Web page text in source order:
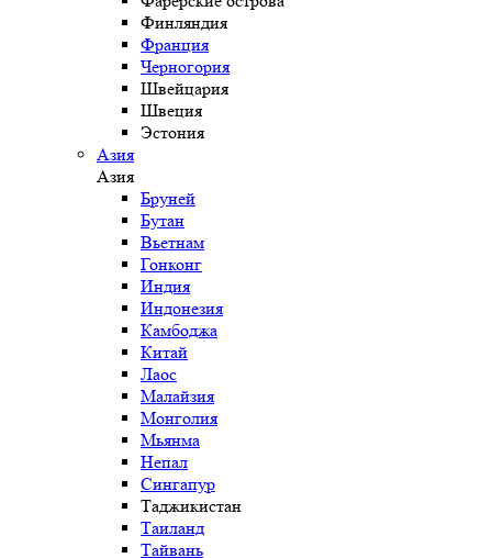
Финляндия
Франция
Черногория
Швейцария
Швеция
Эстония
Азия
Азия
Бруней
Бутан
Вьетнам
Гонконг
Индия
Индонезия
Камбоджа
Китай
Лаос
Малайзия
Монголия
Мьянма
Непал
Сингапур
Таджикистан
Таиланд
Тайвань